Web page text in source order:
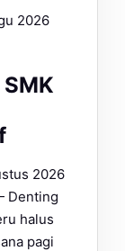
2026
2026
Denting
halus
pagi